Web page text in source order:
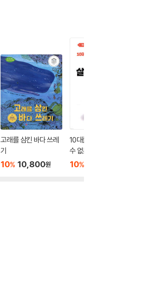
고래를 삼킨 바다 쓰레
기
10% 10,800원
10대를 위한 돈으로 살
수 없는 것들
10%